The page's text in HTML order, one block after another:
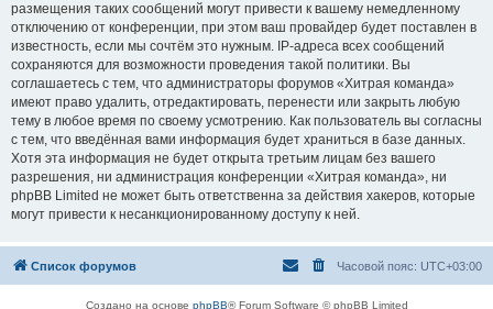
размещения таких сообщений могут привести к вашему немедленному
отключению от конференции, при этом ваш провайдер будет поставлен в
известность, если мы сочтём это нужным. IP-адреса всех сообщений
сохраняются для возможности проведения такой политики. Вы
соглашаетесь с тем, что администраторы форумов «Хитрая команда»
имеют право удалить, отредактировать, перенести или закрыть любую
тему в любое время по своему усмотрению. Как пользователь вы согласны
с тем, что введённая вами информация будет храниться в базе данных.
Хотя эта информация не будет открыта третьим лицам без вашего
разрешения, ни администрация конференции «Хитрая команда», ни
phpBB Limited не может быть ответственна за действия хакеров, которые
могут привести к несанкционированному доступу к ней.
Список форумов Часовой пояс: UTC+03:00
Создано на основе phpBB® Forum Software © phpBB Limited